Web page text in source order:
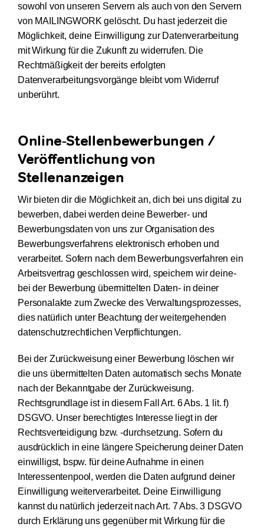
sowohl von unseren Servern als auch von den Servern
von MAILINGWORK gelöscht. Du hast jederzeit die
Möglichkeit, deine Einwilligung zur Datenverarbeitung
mit Wirkung für die Zukunft zu widerrufen. Die
Rechtmäßigkeit der bereits erfolgten
Datenverarbeitungsvorgänge bleibt vom Widerruf
unberührt.
Online-Stellenbewerbungen /
Veröffentlichung von
Stellenanzeigen
Wir bieten dir die Möglichkeit an, dich bei uns digital zu
bewerben, dabei werden deine Bewerber- und
Bewerbungsdaten von uns zur Organisation des
Bewerbungsverfahrens elektronisch erhoben und
verarbeitet. Sofern nach dem Bewerbungsverfahren ein
Arbeitsvertrag geschlossen wird, speichern wir deine-
bei der Bewerbung übermittelten Daten- in deiner
Personalakte zum Zwecke des Verwaltungsprozesses,
dies natürlich unter Beachtung der weitergehenden
datenschutzrechtlichen Verpflichtungen.
Bei der Zurückweisung einer Bewerbung löschen wir
die uns übermittelten Daten automatisch sechs Monate
nach der Bekanntgabe der Zurückweisung.
Rechtsgrundlage ist in diesem Fall Art. 6 Abs. 1 lit. f)
DSGVO. Unser berechtigtes Interesse liegt in der
Rechtsverteidigung bzw. -durchsetzung. Sofern du
ausdrücklich in eine längere Speicherung deiner Daten
einwilligst, bspw. für deine Aufnahme in einen
Interessentenpool, werden die Daten aufgrund deiner
Einwilligung weiterverarbeitet. Deine Einwilligung
kannst du natürlich jederzeit nach Art. 7 Abs. 3 DSGVO
durch Erklärung uns gegenüber mit Wirkung für die